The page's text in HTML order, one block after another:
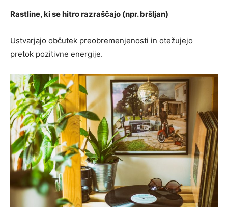
Rastline, ki se hitro razraščajo (npr. bršljan)
Ustvarjajo občutek preobremenjenosti in otežujejo
pretok pozitivne energije.